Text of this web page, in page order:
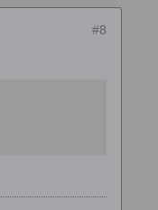
#8